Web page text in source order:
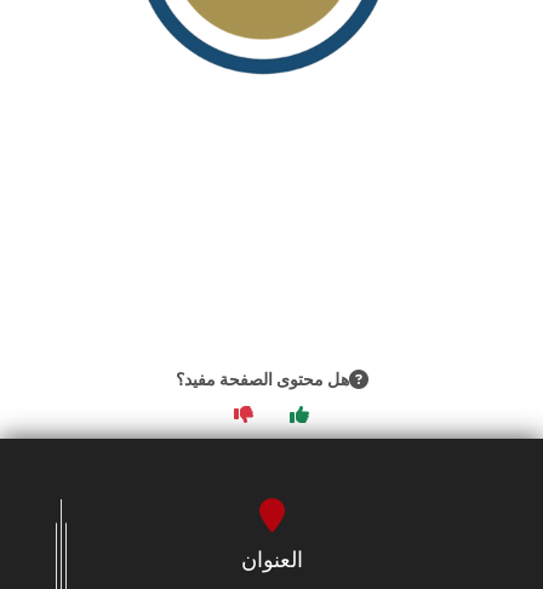
هل محتوى الصفحة مفيد؟
العنوان